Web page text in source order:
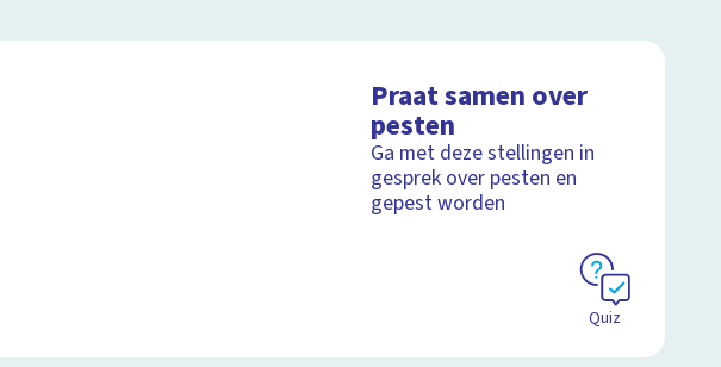
Praat samen over
pesten
Ga met deze stellingen in
gesprek over pesten en
gepest worden
Quiz